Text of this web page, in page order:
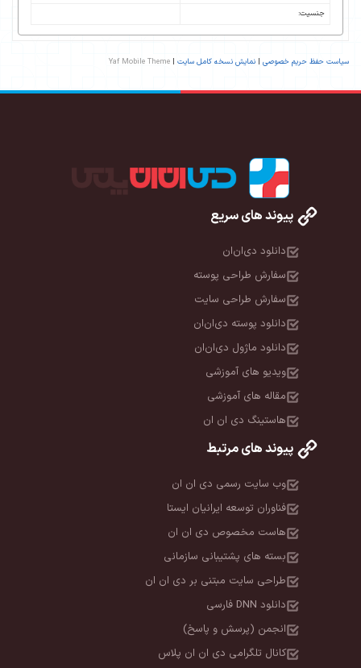
جنسیت:
سیاست حفظ حریم خصوصی | نمایش نسخه کامل سایت |
Yaf Mobile Theme
پیوند های سریع
دانلود دی‌ان‌ان
سفارش طراحی پوسته
سفارش طراحی سایت
دانلود پوسته دی‌ان‌ان
دانلود ماژول دی‌ان‌ان
ویدیو های آموزشی
مقاله های آموزشی
هاستینگ دی ان ان
پیوند های مرتبط
وب سایت رسمی دی ان ان
فناوران توسعه ایرانیان ایستا
هاست مخصوص دی ان ان
بسته های پشتیبانی سازمانی
طراحی سایت مبتنی بر دی ان ان
دانلود DNN فارسی
انجمن (پرسش و پاسخ)
کانال تلگرامی دی ان ان پلاس